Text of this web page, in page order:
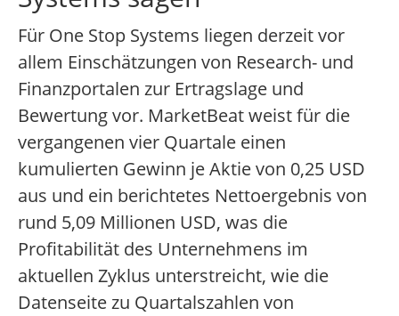
Für One Stop Systems liegen derzeit vor
allem Einschätzungen von Research- und
Finanzportalen zur Ertragslage und
Bewertung vor. MarketBeat weist für die
vergangenen vier Quartale einen
kumulierten Gewinn je Aktie von 0,25 USD
aus und ein berichtetes Nettoergebnis von
rund 5,09 Millionen USD, was die
Profitabilität des Unternehmens im
aktuellen Zyklus unterstreicht, wie die
Datenseite zu Quartalszahlen von